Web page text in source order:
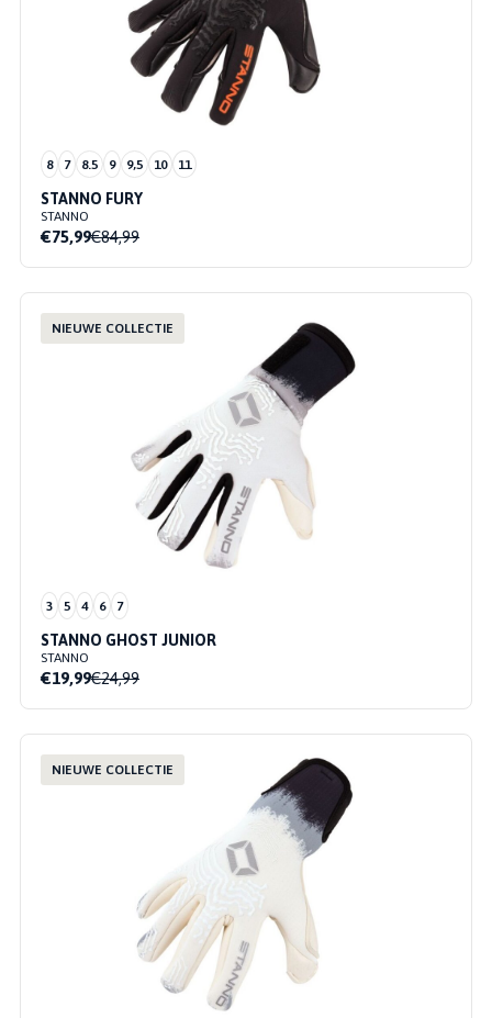
8 7 8.5 9 9,5 10 11
STANNO FURY
STANNO
€75,99€84,99
NIEUWE COLLECTIE
3 5 4 6 7
STANNO GHOST JUNIOR
STANNO
€19,99€24,99
NIEUWE COLLECTIE